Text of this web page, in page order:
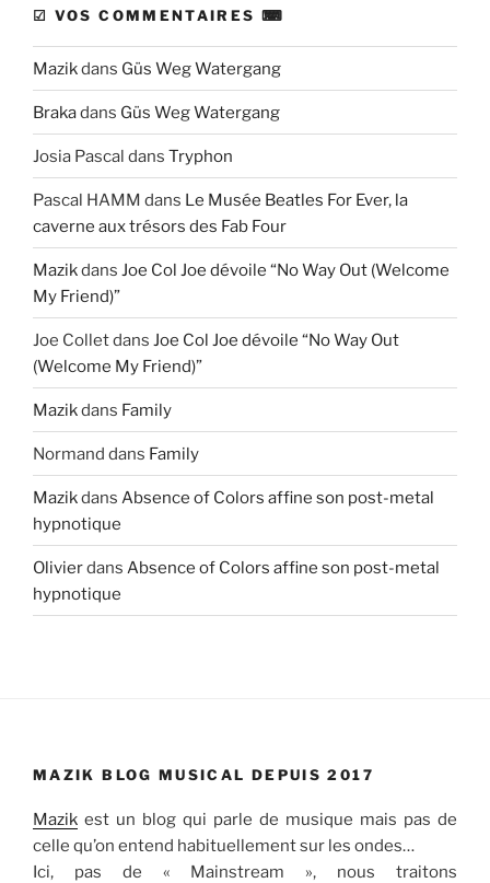
☑ VOS COMMENTAIRES ⌨
Mazikdans Güs Weg Watergang
Brakadans Güs Weg Watergang
Josia Pascal dans Tryphon
Pascal HAMM dans Le Musée Beatles For Ever, la
caverne aux trésors des Fab Four
Mazikdans Joe Col Joe dévoile “No Way Out (Welcome
My Friend)”
Joe Colletdans Joe Col Joe dévoile “No Way Out
(Welcome My Friend)”
Mazikdans Family
Normand dans Family
Mazikdans Absence of Colors affine son post-metal
hypnotique
Olivierdans Absence of Colors affine son post-metal
hypnotique
MAZIK BLOG MUSICAL DEPUIS 2017
Mazik est un blog qui parle de musique mais pas de
celle qu’on entend habituellement sur les ondes…
Ici, pas de « Mainstream », nous traitons